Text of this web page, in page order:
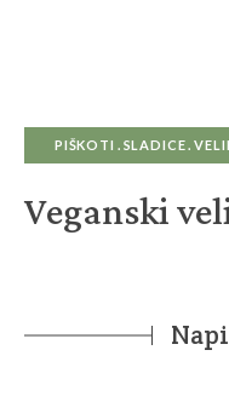
za
dušoPIŠKOTI SLADICE
Veganski